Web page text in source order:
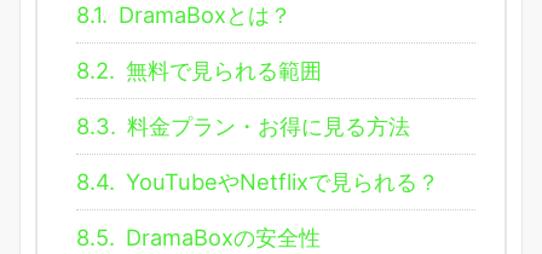
8.1. DramaBoxとは？
8.2. 無料で見られる範囲
8.3. 料金プラン・お得に見る方法
8.4. YouTubeやNetflixで見られる？
8.5. DramaBoxの安全性